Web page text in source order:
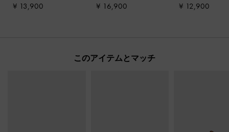
¥ 13,900
トレスドタン
¥ 16,900
ン
¥ 12,900
このアイテムとマッチ